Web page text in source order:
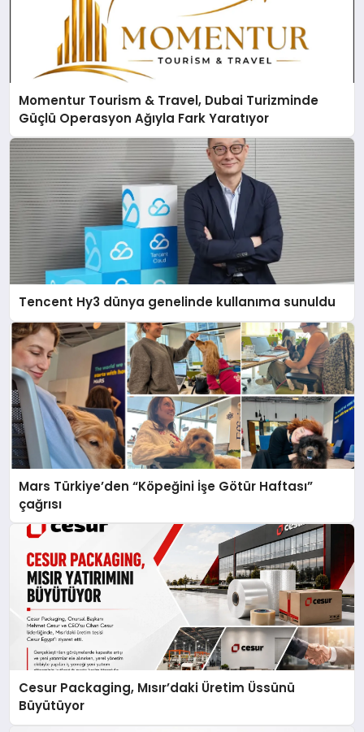
Momentur Tourism & Travel, Dubai Turizminde
Güçlü Operasyon Ağıyla Fark Yaratıyor
Tencent Hy3 dünya genelinde kullanıma sunuldu
Mars Türkiye’den “Köpeğini İşe Götür Haftası”
çağrısı
Cesur Packaging, Mısır’daki Üretim Üssünü
Büyütüyor